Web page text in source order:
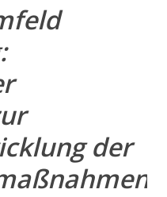
der